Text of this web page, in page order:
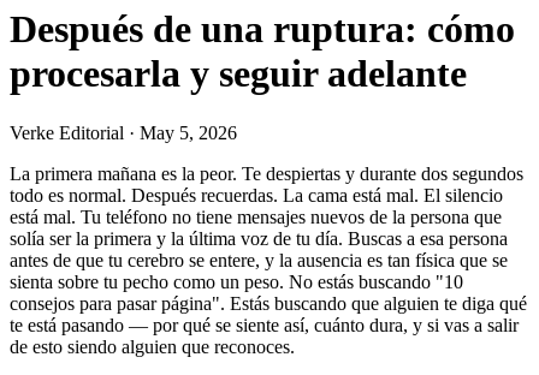
Después de una ruptura: cómo
procesarla y seguir adelante
Verke Editorial · May 5, 2026
La primera mañana es la peor. Te despiertas y durante dos segundos
todo es normal. Después recuerdas. La cama está mal. El silencio
está mal. Tu teléfono no tiene mensajes nuevos de la persona que
solía ser la primera y la última voz de tu día. Buscas a esa persona
antes de que tu cerebro se entere, y la ausencia es tan física que se
sienta sobre tu pecho como un peso. No estás buscando "10
consejos para pasar página". Estás buscando que alguien te diga qué
te está pasando — por qué se siente así, cuánto dura, y si vas a salir
de esto siendo alguien que reconoces.